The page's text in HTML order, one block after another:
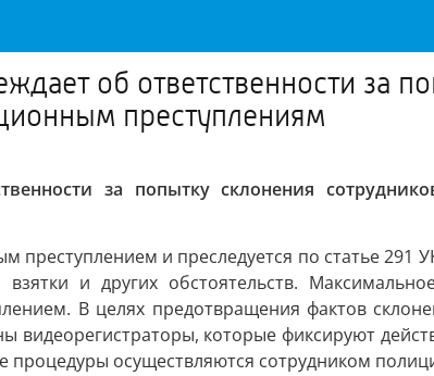
об ответственности за
преступлениям
за попытку склонения
преступлением и преследуется по статье
и других обстоятельств.
В целях предотвращения фактов
видеорегистраторы, которые фиксируют
осуществляются сотрудником